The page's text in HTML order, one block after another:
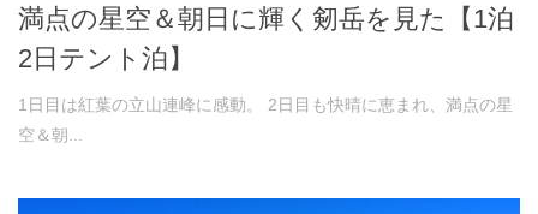
満点の星空＆朝日に輝く剱岳を見た【1泊
2日テント泊】
1日目は紅葉の立山連峰に感動。 2日目も快晴に恵まれ、満点の星
空＆朝...